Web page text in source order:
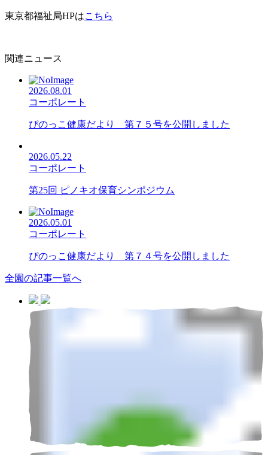
東京都福祉局HPはこちら
関連ニュース
2026.08.01
コーポレート
ぴのっこ健康だより 第７５号を公開しました
2026.05.22
コーポレート
第25回 ピノキオ保育シンポジウム
2026.05.01
コーポレート
ぴのっこ健康だより 第７４号を公開しました
全園の記事一覧へ